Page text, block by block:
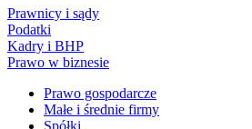
Prawnicy i sądy
Podatki
Kadry i BHP
Prawo w biznesie
Prawo gospodarcze
Małe i średnie firmy